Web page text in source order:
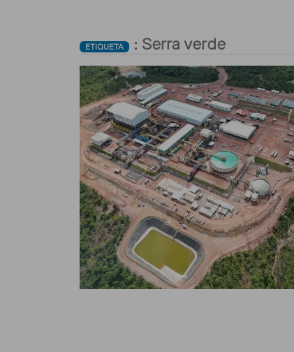
ETIQUETA : Serra verde